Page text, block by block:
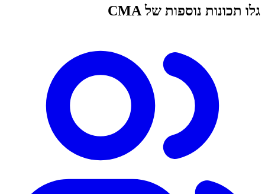
גלו תכונות נוספות של CMA